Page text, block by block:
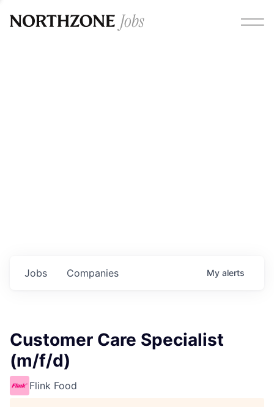
Jobs Companies My alerts
Customer Care Specialist
(m/f/d)
Flink Food